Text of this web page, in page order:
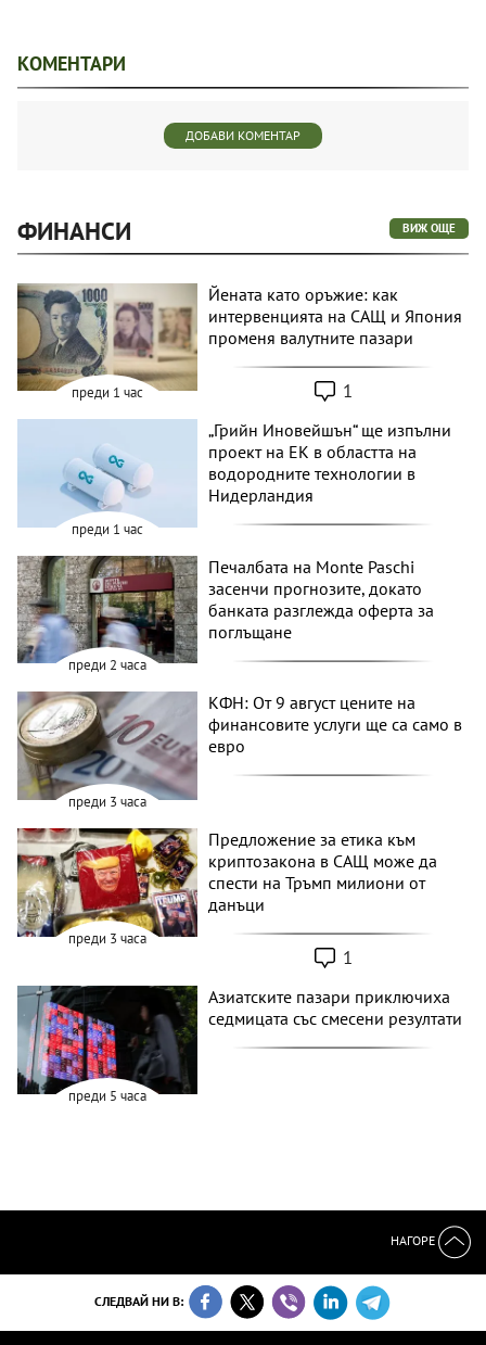
КОМЕНТАРИ
ДОБАВИ КОМЕНТАР
ФИНАНСИ ВИЖ ОЩЕ
преди 1 час
Йената като оръжие: как
интервенцията на САЩ и Япония
променя валутните пазари
1
преди 1 час
„Грийн Иновейшън“ ще изпълни
проект на ЕК в областта на
водородните технологии в
Нидерландия
преди 2 часа
Печалбата на Monte Paschi
засенчи прогнозите, докато
банката разглежда оферта за
поглъщане
преди 3 часа
КФН: От 9 август цените на
финансовите услуги ще са само в
евро
преди 3 часа
Предложение за етика към
криптозакона в САЩ може да
спести на Тръмп милиони от
данъци
1
преди 5 часа
Азиатските пазари приключиха
седмицата със смесени резултати
НАГОРЕ
СЛЕДВАЙ НИ В: